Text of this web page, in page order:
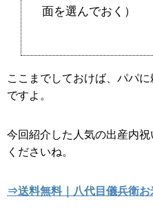
面を選んでおく）
ここまでしておけば、パパ
ですよ。
今回紹介した人気の出産内
くださいね。
⇒送料無料｜八代目儀兵衛お